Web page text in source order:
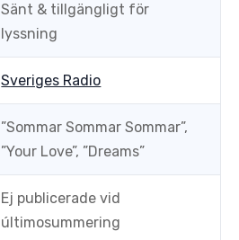
Sänt & tillgängligt för
lyssning
Sveriges Radio
”Sommar Sommar Sommar”,
”Your Love”, ”Dreams”
Ej publicerade vid
últimosummering